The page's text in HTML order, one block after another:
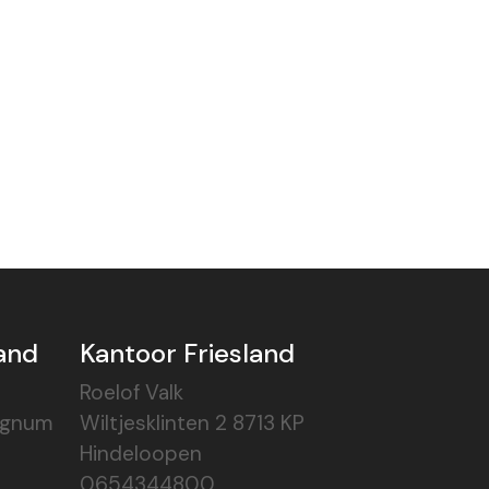
Kantoor Friesland
Roelof Valk
Wiltjesklinten 2 8713 KP
Hindeloopen